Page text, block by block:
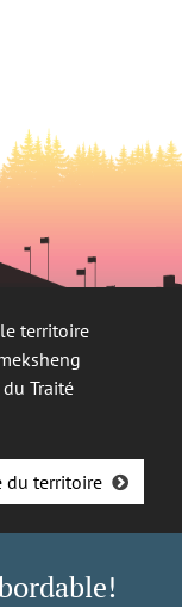
territoire
Traité
du territoire